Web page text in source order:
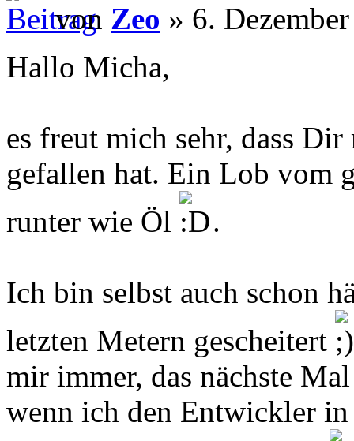
von Zeo » 6.
Hallo Micha,
es freut mich sehr, dass
gefallen hat. Ein Lob vom
runter wie Öl
.
Ich bin selbst auch schon
letzten Metern gescheitert
mir immer, das nächste
wenn ich den Entwickler